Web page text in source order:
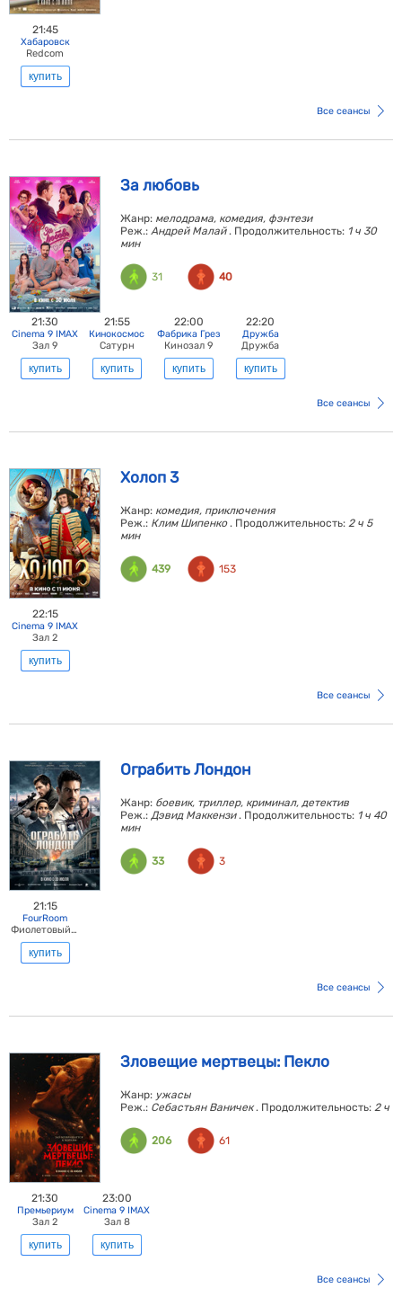
21:45
Хабаровск
Redcom
купить
Все сеансы
За любовь
Жанр: мелодрама, комедия, фэнтези
Реж.: Андрей Малай . Продолжительность: 1 ч 30
мин
31 40
21:30
Cinema 9 IMAX
Зал 9
купить
21:55
Кинокосмос
Сатурн
купить
22:00
Фабрика Грез
Кинозал 9
купить
22:20
Дружба
Дружба
купить
Все сеансы
Холоп 3
Жанр: комедия, приключения
Реж.: Клим Шипенко . Продолжительность: 2 ч 5
мин
439 153
22:15
Cinema 9 IMAX
Зал 2
купить
Все сеансы
Ограбить Лондон
Жанр: боевик, триллер, криминал, детектив
Реж.: Дэвид Маккензи . Продолжительность: 1 ч 40
мин
33 3
21:15
FourRoom
Фиолетовый зал
купить
Все сеансы
Зловещие мертвецы: Пекло
Жанр: ужасы
Реж.: Себастьян Ваничек . Продолжительность: 2 ч
206 61
21:30
Премьериум
Зал 2
купить
23:00
Cinema 9 IMAX
Зал 8
купить
Все сеансы